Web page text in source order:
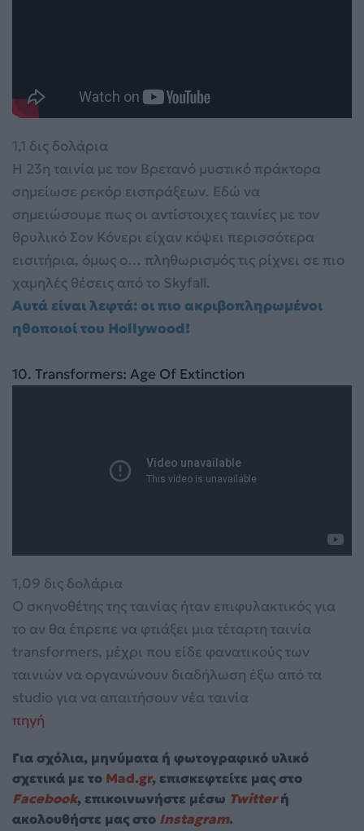
1,1 δις δολάρια
Η 23η ταινία με τον Βρετανό μυστικό πράκτορα
σημείωσε ρεκόρ εισπράξεων. Εδώ να
σημειώσουμε πως οι αντίστοιχες ταινίες με τον
θρυλικό Σον Κόνερι είχαν κόψει περισσότερα
εισιτήρια, όμως ο… πληθωρισμός τις ρίχνει σε πιο
χαμηλές θέσεις από το Skyfall.
Αυτά είναι λεφτά: οι πιο ακριβοπληρωμένοι
ηθοποιοί του Hollywood!
10. Transformers: Age Of Extinction
1,09 δις δολάρια
Ο σκηνοθέτης της ταινίας ήταν επιφυλακτικός για
το αν θα έπρεπε να φτιάξει μια τέταρτη ταινία
transformers, μέχρι που είδε φανατικούς των
ταινιών να οργανώνουν διαδήλωση έξω από τα
studio για να απαιτήσουν νέα ταινία
πηγή
Για σχόλια, μηνύματα ή φωτογραφικό υλικό
σχετικά με το Mad.gr, επισκεφτείτε μας στο
Facebook, επικοινωνήστε μέσω Twitterή
ακολουθήστε μας στο Instagram.